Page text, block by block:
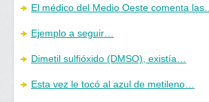
El médico del Medio Oeste comenta las…
Ejemplo a seguir…
Dimetil sulfióxido (DMSO), existía…
Esta vez le tocó al azul de metileno…